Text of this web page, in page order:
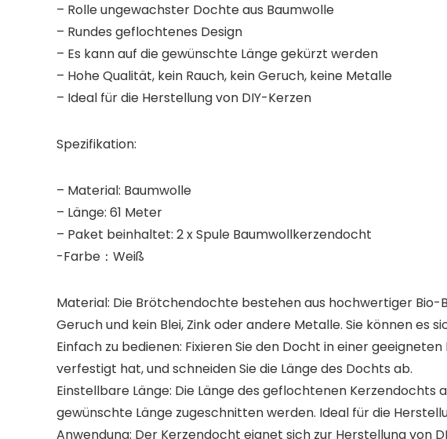
– Rolle ungewachster Dochte aus Baumwolle
– Rundes geflochtenes Design
– Es kann auf die gewünschte Länge gekürzt werden
– Hohe Qualität, kein Rauch, kein Geruch, keine Metalle
– Ideal für die Herstellung von DIY-Kerzen
Spezifikation:
– Material: Baumwolle
– Länge: 61 Meter
– Paket beinhaltet: 2 x Spule Baumwollkerzendocht
-Farbe：Weiß
Material: Die Brötchendochte bestehen aus hochwertiger Bio-
Geruch und kein Blei, Zink oder andere Metalle. Sie können
Einfach zu bedienen: Fixieren Sie den Docht in einer
verfestigt hat, und schneiden Sie die Länge des Dochts ab.
Einstellbare Länge: Die Länge des geflochtenen
gewünschte Länge zugeschnitten werden. Ideal für die
Anwendung: Der Kerzendocht eignet sich zur Herstellung von